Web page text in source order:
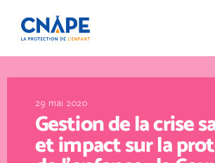
29 mai 2020
Gestion de la crise
et impact sur la